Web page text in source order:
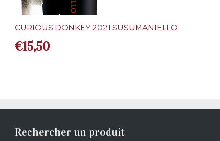
CURIOUS DONKEY 2021 SUSUMANIELLO
€15,50
Rechercher un produit